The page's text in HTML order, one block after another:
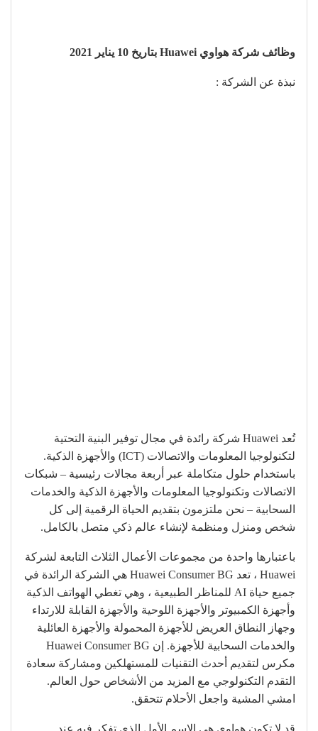
وظائف شركة هواوي Huawei بتاريخ 10 يناير 2021
نبذة عن الشركة :
تُعد Huawei شركة رائدة في مجال توفير البنية التحتية
لتكنولوجيا المعلومات والاتصالات (ICT) والأجهزة الذكية.
باستخدام حلول متكاملة عبر أربعة مجالات رئيسية – شبكات
الاتصالات وتكنولوجيا المعلومات والأجهزة الذكية والخدمات
السحابية – نحن ملتزمون بتقديم الحياة الرقمية إلى كل
شخص ومنزل ومنظمة لإنشاء عالم ذكي متصل بالكامل.
باعتبارها واحدة من مجموعات الأعمال الثلاث التابعة لشركة
Huawei ، تعد Huawei Consumer BG هي الشركة الرائدة في
جميع حياة AI للمناظر الطبيعية ، وهي تغطي الهواتف الذكية
وأجهزة الكمبيوتر والأجهزة اللوحية والأجهزة القابلة للارتداء
وجهاز النطاق العريض للأجهزة المحمولة والأجهزة العائلية
والخدمات السحابية للأجهزة. إن Huawei Consumer BG
مكرس لتقديم أحدث التقنيات للمستهلكين ومشاركة سعادة
التقدم التكنولوجي مع المزيد من الأشخاص حول العالم.
امشي المشية واجعل الأحلام تتحقق.
قد لا تكون هواوي هي الاسم الأول الذي تفكر فيه عند